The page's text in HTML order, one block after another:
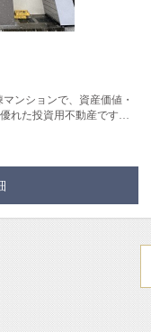
ンションで、資産価値・
れた投資用不動産です。